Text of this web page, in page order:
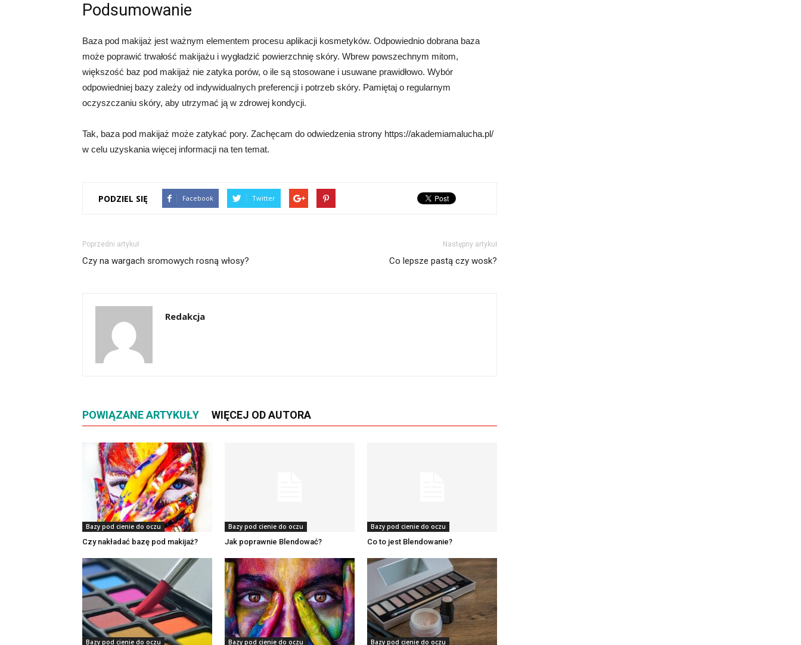
Podsumowanie
Baza pod makijaż jest ważnym elementem procesu aplikacji kosmetyków. Odpowiednio dobrana baza
może poprawić trwałość makijażu i wygładzić powierzchnię skóry. Wbrew powszechnym mitom,
większość baz pod makijaż nie zatyka porów, o ile są stosowane i usuwane prawidłowo. Wybór
odpowiedniej bazy zależy od indywidualnych preferencji i potrzeb skóry. Pamiętaj o regularnym
oczyszczaniu skóry, aby utrzymać ją w zdrowej kondycji.
Tak, baza pod makijaż może zatykać pory. Zachęcam do odwiedzenia strony https://akademiamalucha.pl/
w celu uzyskania więcej informacji na ten temat.
PODZIEL SIĘ Facebook Twitter
Poprzedni artykuł
Czy na wargach sromowych rosną włosy?
Następny artykuł
Co lepsze pastą czy wosk?
Redakcja
POWIĄZANE ARTYKUŁY WIĘCEJ OD AUTORA
Bazy pod cienie do oczu
Czy nakładać bazę pod makijaż?
Bazy pod cienie do oczu
Jak poprawnie Blendować?
Bazy pod cienie do oczu
Co to jest Blendowanie?
Bazy pod cienie do oczu Bazy pod cienie do oczu Bazy pod cienie do oczu